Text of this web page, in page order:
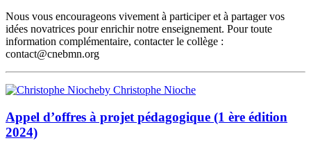
Nous vous encourageons vivement à participer et à partager vos
idées novatrices pour enrichir notre enseignement. Pour toute
information complémentaire, contacter le collège :
contact@cnebmn.org
by Christophe Nioche
Appel d’offres à projet pédagogique (1 ère édition
2024)